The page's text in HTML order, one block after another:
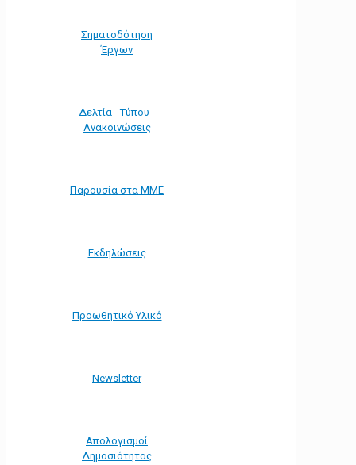
Σηματοδότηση
Έργων
Δελτία - Τύπου -
Ανακοινώσεις
Παρουσία στα ΜΜΕ
Εκδηλώσεις
Προωθητικό Υλικό
Νewsletter
Απολογισμοί
Δημοσιότητας